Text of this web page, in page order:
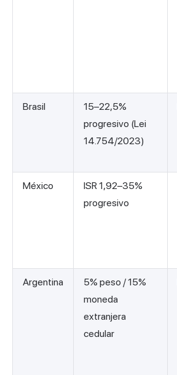
Brasil
15–22,5%
progresivo (Lei
14.754/2023)
México
ISR 1,92–35%
progresivo
Argentina
5% peso / 15%
moneda
extranjera
cedular